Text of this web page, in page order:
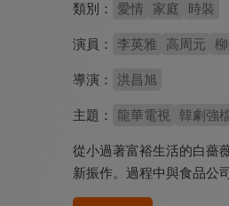
類別： 愛情 家庭 時裝
演員： 李英雅 高周元
導演： 洪昌旭
主題： 龍華電視 韓劇強
從小過著富裕生活的白薔
新振作。過程中與食品公